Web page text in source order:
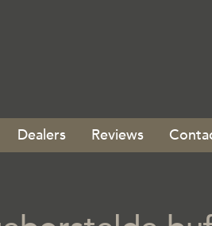
Dealers Reviews